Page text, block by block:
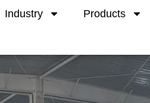
Industry Products